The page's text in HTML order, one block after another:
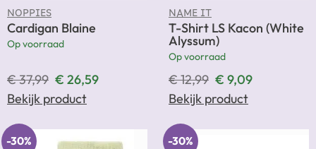
NOPPIES
Cardigan Blaine
Op voorraad
€37,99 € 26,59
Bekijk product
NAME IT
T-Shirt LS Kacon (White
Alyssum)
Op voorraad
€12,99 € 9,09
Bekijk product
-30% -30%